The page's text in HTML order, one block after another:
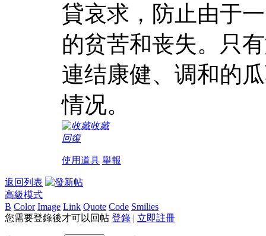
貸哀求，防止由于
的贫苦和丧失。只
連结康健、调和的
情况。
收藏
回復
使用道具 舉報
返回列表
高級模式
B Color Image Link Quote Code Smilies
您需要登錄後才可以回帖 登錄 | 立即註冊